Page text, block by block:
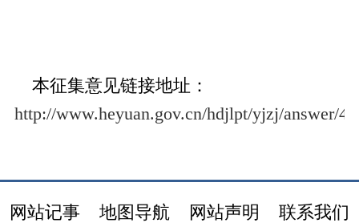
本征集意见链接地址：
http://www.heyuan.gov.cn/hdjlpt/yjzj/answer/
网站记事 地图导航 网站声明 联系我们